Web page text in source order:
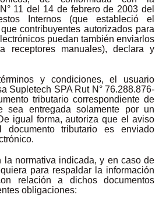
11 del 14 de febrero de 2003 del
Internos (que estableció el
contribuyentes autorizados para
puedan también enviarlos
receptores manuales), declara y
y condiciones, el usuario
Supletech SPA Rut N° 76.288.876-
tributario correspondiente de
sea entregada solamente por un
igual forma, autoriza que el aviso
documento tributario es enviado
la normativa indicada, y en caso de
para respaldar la información
relación a dichos documentos
obligaciones: